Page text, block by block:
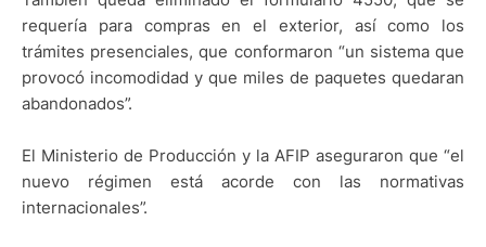
requería para compras en el exterior, así como los
trámites presenciales, que conformaron “un sistema que
provocó incomodidad y que miles de paquetes quedaran
abandonados”.
El Ministerio de Producción y la AFIP aseguraron que “el
nuevo régimen está acorde con las normativas
internacionales”.